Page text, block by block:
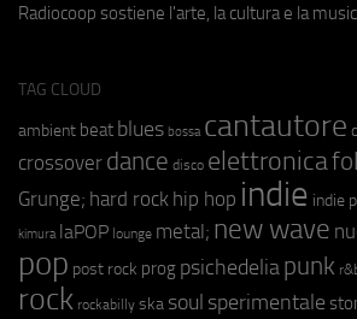
Radiocoop sostiene l'arte, la cultura e la
TAG CLOUD
ambient beat blues bossa cantautore
crossover dance disco elettronica
Grunge; hard rock hip hop indie indie
kimura laPOP lounge metal; new wave
pop post rock prog psichedeliapunk
rock rockabilly ska soul sperimentale